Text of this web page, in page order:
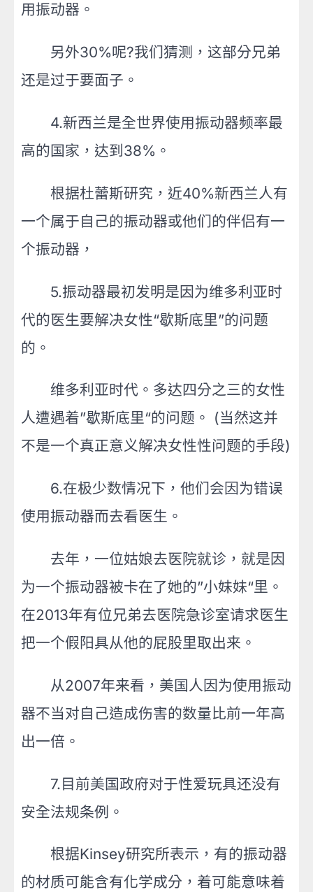
用振动器。
另外30%呢?我们猜测，这部分兄弟
还是过于要面子。
4.新西兰是全世界使用振动器频率最
高的国家，达到38%。
根据杜蕾斯研究，近40%新西兰人有
一个属于自己的振动器或他们的伴侣有一
个振动器，
5.振动器最初发明是因为维多利亚时
代的医生要解决女性“歇斯底里”的问题
的。
维多利亚时代。多达四分之三的女性
人遭遇着”歇斯底里“的问题。 (当然这并
不是一个真正意义解决女性性问题的手段)
6.在极少数情况下，他们会因为错误
使用振动器而去看医生。
去年，一位姑娘去医院就诊，就是因
为一个振动器被卡在了她的”小妹妹“里。
在2013年有位兄弟去医院急诊室请求医生
把一个假阳具从他的屁股里取出来。
从2007年来看，美国人因为使用振动
器不当对自己造成伤害的数量比前一年高
出一倍。
7.目前美国政府对于性爱玩具还没有
安全法规条例。
根据Kinsey研究所表示，有的振动器
的材质可能含有化学成分，着可能意味着